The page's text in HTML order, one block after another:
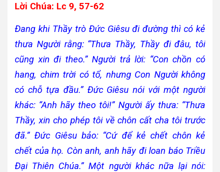
Lời Chúa: Lc 9, 57-62
Đang khi Thầy trò Đức Giêsu đi đường thì có kẻ
thưa Người rằng: “Thưa Thầy, Thầy đi đâu, tôi
cũng xin đi theo.” Người trả lời: “Con chồn có
hang, chim trời có tổ, nhưng Con Người không
có chỗ tựa đầu.” Đức Giêsu nói với một người
khác: “Anh hãy theo tôi!” Người ấy thưa: “Thưa
Thầy, xin cho phép tôi về chôn cất cha tôi trước
đã.” Đức Giêsu bảo: “Cứ để kẻ chết chôn kẻ
chết của họ. Còn anh, anh hãy đi loan báo Triều
Đại Thiên Chúa.” Một người khác nữa lại nói: